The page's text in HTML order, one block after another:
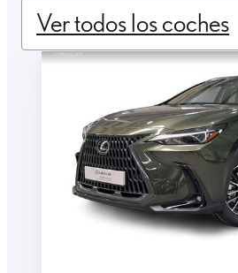
Ver todos los coches